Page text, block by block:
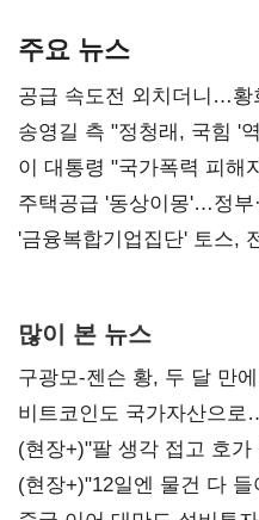
주요 뉴스
공급 속도전 외치더니…황
리모델링' 제안
송영길 측 "정청래, 국힘 '
총선 지휘 못해"
이 대통령 "국가폭력 피
진실 밝혀야"
주택공급 '동상이몽'…정부
'금융복합기업집단' 토스,
많이 본 뉴스
구광모-젠슨 황, 두 달 만
비트코인도 국가자산으로
숙제
(현장+)"팔 생각 접고 호
20억 키맞추기
(현장+)"12일엔 물건 다